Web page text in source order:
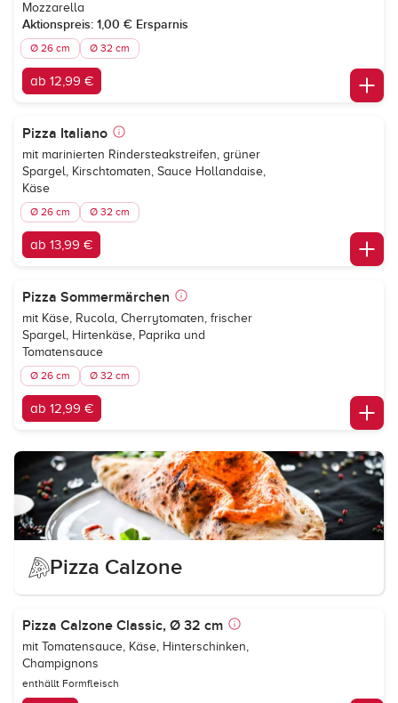
Mozzarella
Aktionspreis: 1,00 € Ersparnis
Ø 26 cm Ø 32 cm
ab 12,99 €
Pizza Italiano
mit marinierten Rindersteakstreifen, grüner
Spargel, Kirschtomaten, Sauce Hollandaise,
Käse
Ø 26 cm Ø 32 cm
ab 13,99 €
Pizza Sommermärchen
mit Käse, Rucola, Cherrytomaten, frischer
Spargel, Hirtenkäse, Paprika und
Tomatensauce
Ø 26 cm Ø 32 cm
ab 12,99 €
Pizza Calzone
Pizza Calzone Classic, Ø 32 cm
mit Tomatensauce, Käse, Hinterschinken,
Champignons
enthällt Formfleisch